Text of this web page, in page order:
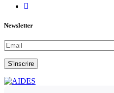
Newsletter
S'inscrire